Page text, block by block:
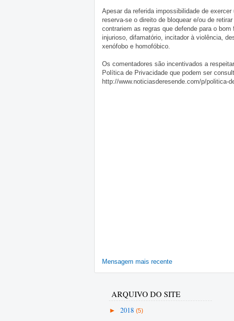
Apesar da referida impossibilidade de
reserva-se o direito de bloquear e/ou de
contrariem as regras que defende para o
injurioso, difamatório, incitador à violência,
xenófobo e homofóbico.
Os comentadores são incentivados a
Política de Privacidade que podem ser
http://www.noticiasderesende.com/p/politica-
Mensagem mais recente
ARQUIVO DO SITE
► 2018 (5)